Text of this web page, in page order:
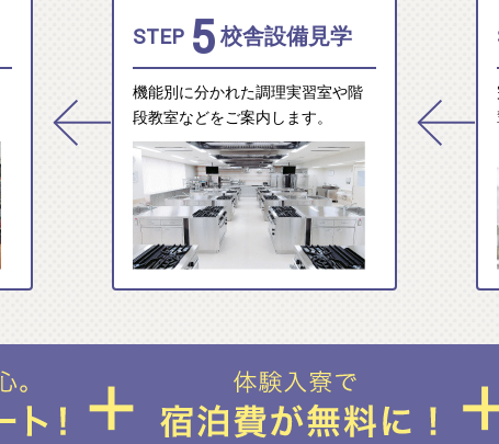
STEP 5 校舎設備見学
機能別に分かれた調理実習室や階
段教室などをご案内します。